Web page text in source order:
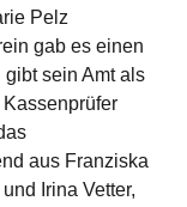
Pelz
gab es einen
sein Amt als
aus Franziska
Irina Vetter,